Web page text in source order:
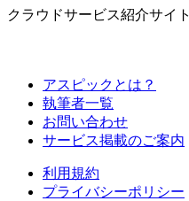
クラウドサービス紹介サイト
アスピックとは？
執筆者一覧
お問い合わせ
サービス掲載のご案内
利用規約
プライバシーポリシー